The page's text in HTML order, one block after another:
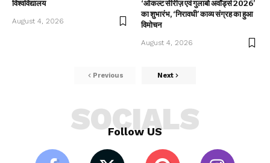
विश्वविद्यालय
August 4, 2026
‘ओकल्ट सीरीज़ एवं गुलाबो अवॉर्ड्स 2026’
का शुभारंभ, ‘निरावधी’ काव्य संग्रह का हुआ
विमोचन
August 4, 2026
Previous Next
Follow US
SOCIALS